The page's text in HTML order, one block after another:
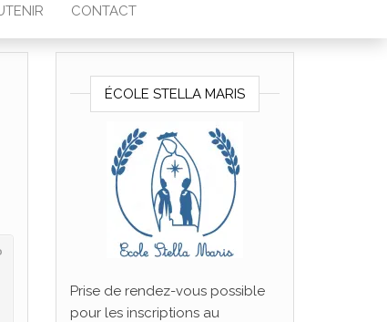
CONTACT
ÉCOLE STELLA MARIS
Prise de rendez-vous possible
pour les inscriptions au